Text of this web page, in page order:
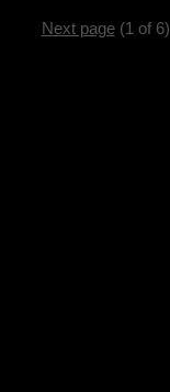
Next page (1 of 6)